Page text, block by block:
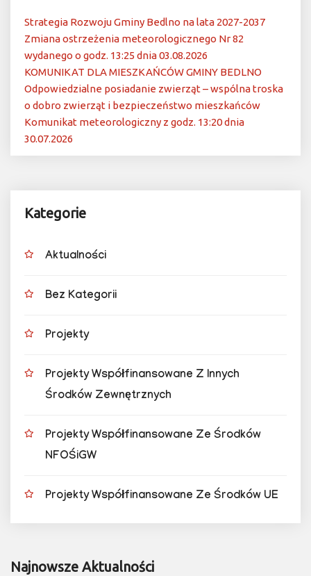
Strategia Rozwoju Gminy Bedlno na lata 2027-2037
Zmiana ostrzeżenia meteorologicznego Nr 82
wydanego o godz. 13:25 dnia 03.08.2026
KOMUNIKAT DLA MIESZKAŃCÓW GMINY BEDLNO
Odpowiedzialne posiadanie zwierząt – wspólna troska
o dobro zwierząt i bezpieczeństwo mieszkańców
Komunikat meteorologiczny z godz. 13:20 dnia
30.07.2026
Kategorie
Aktualności
Bez Kategorii
Projekty
Projekty Współfinansowane Z Innych
Środków Zewnętrznych
Projekty Współfinansowane Ze Środków
NFOŚiGW
Projekty Współfinansowane Ze Środków UE
Najnowsze Aktualności